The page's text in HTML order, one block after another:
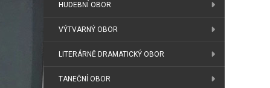
HUDEBNÍ OBOR
VÝTVARNÝ OBOR
LITERÁRNĚ DRAMATICKÝ OBOR
TANEČNÍ OBOR